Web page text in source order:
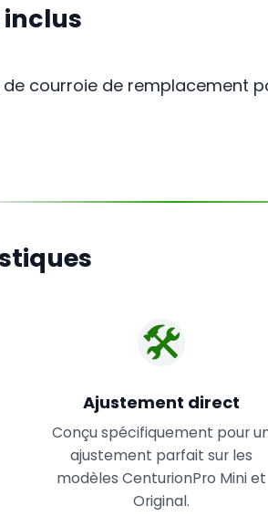
inclus
de courroie de remplacement
🛠️
Ajustement direct
Conçu spécifiquement pour
ajustement parfait sur les
modèles CenturionPro Mini et
Original.